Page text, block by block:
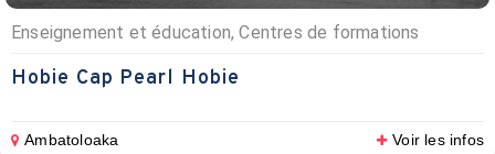
Enseignement et éducation, Centres de formations
Hobie Cap Pearl Hobie
Ambatoloaka Voir les infos